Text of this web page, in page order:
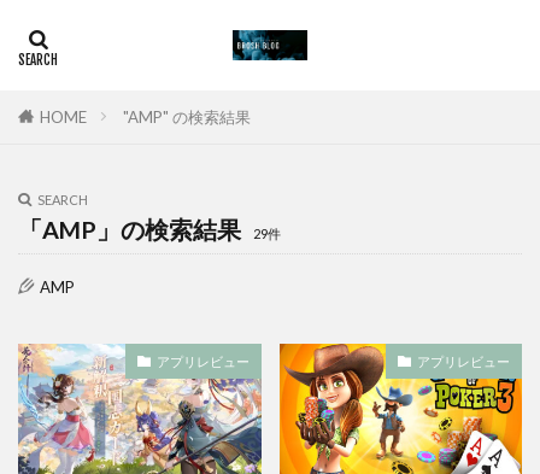
HOME "AMP" の検索結果
SEARCH
「AMP」の検索結果 29件
AMP
アプリレビュー アプリレビュー